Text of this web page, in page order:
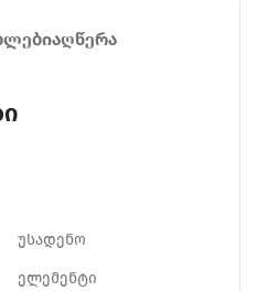
ᲐᲦᲬᲔᲠᲐ
უსადენო
ელემენტი